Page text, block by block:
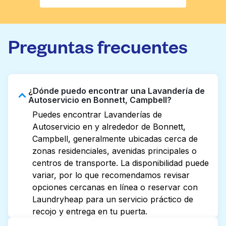
Preguntas frecuentes
¿Dónde puedo encontrar una Lavandería de
Autoservicio en Bonnett, Campbell?
Puedes encontrar Lavanderías de
Autoservicio en y alrededor de Bonnett,
Campbell, generalmente ubicadas cerca de
zonas residenciales, avenidas principales o
centros de transporte. La disponibilidad puede
variar, por lo que recomendamos revisar
opciones cercanas en línea o reservar con
Laundryheap para un servicio práctico de
recojo y entrega en tu puerta.